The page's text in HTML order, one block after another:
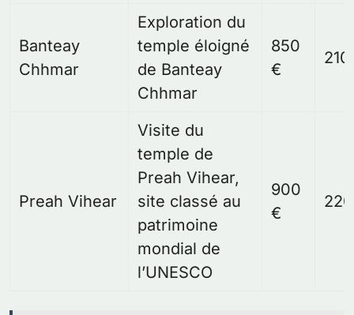
Banteay
Chhmar
Exploration du
temple éloigné
de Banteay
Chhmar
850
€
Preah Vihear
Visite du
temple de
Preah Vihear,
site classé au
patrimoine
mondial de
l’UNESCO
900
€